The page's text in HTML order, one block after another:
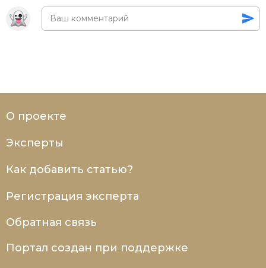
О проекте
Эксперты
Как добавить статью?
Регистрация эксперта
Обратная связь
Портал создан при поддержке